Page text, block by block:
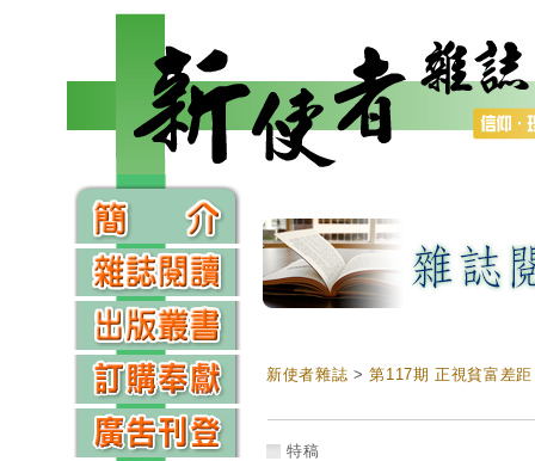
新使者雜誌 >第117期 正視貧富差距
特稿